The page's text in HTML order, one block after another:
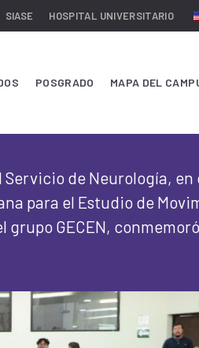
SIASE HOSPITAL UNIVERSITARIO
POSGRADO MAPA DEL
Servicio de Neurología,
para el Estudio de
grupo GECEN,